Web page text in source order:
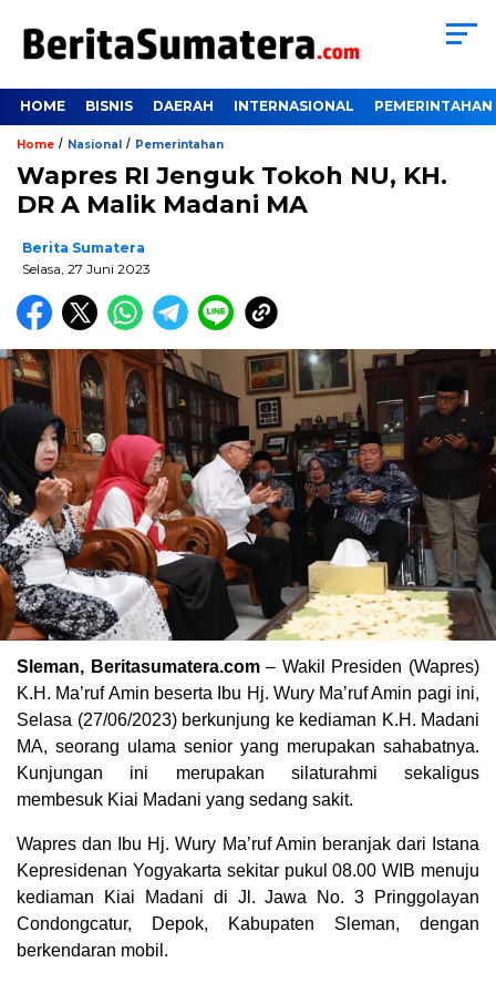
HOME BISNIS DAERAH INTERNASIONAL PEMERINTAHAN
Home / Nasional / Pemerintahan
Wapres RI Jenguk Tokoh NU, KH.
DR A Malik Madani MA
Berita Sumatera
Selasa, 27 Juni 2023
Sleman, Beritasumatera.com– Wakil Presiden (Wapres)
K.H. Ma’ruf Amin beserta Ibu Hj. Wury Ma’ruf Amin pagi ini,
Selasa (27/06/2023) berkunjung ke kediaman K.H. Madani
MA, seorang ulama senior yang merupakan sahabatnya.
Kunjungan ini merupakan silaturahmi sekaligus
membesuk Kiai Madani yang sedang sakit.
Wapres dan Ibu Hj. Wury Ma’ruf Amin beranjak dari Istana
Kepresidenan Yogyakarta sekitar pukul 08.00 WIB menuju
kediaman Kiai Madani di Jl. Jawa No. 3 Pringgolayan
Condongcatur, Depok, Kabupaten Sleman, dengan
berkendaran mobil.